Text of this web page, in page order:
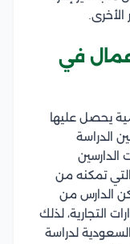
في
يحصل عليها
الدراسة
الدارسين
تمكنه من
الدارس من
التجارية، لذلك
السعودية لدراسة